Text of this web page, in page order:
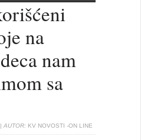
na
nam
sa
| AUTOR: KV NOVOSTI -ON LINE